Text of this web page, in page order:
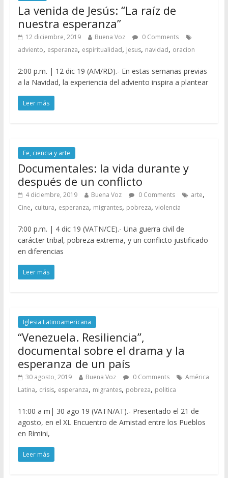
La venida de Jesús: “La raíz de
nuestra esperanza”
12 diciembre, 2019 Buena Voz
0 Comments
adviento, esperanza, espiritualidad, Jesus, navidad, oracion
2:00 p.m. | 12 dic 19 (AM/RD).- En estas semanas previas
a la Navidad, la experiencia del adviento inspira a plantear
Leer más
Fe, ciencia y arte
Documentales: la vida durante y
después de un conflicto
4 diciembre, 2019 Buena Voz 0 Comments arte,
Cine, cultura, esperanza, migrantes, pobreza, violencia
7:00 p.m. | 4 dic 19 (VATN/CE).- Una guerra civil de
carácter tribal, pobreza extrema, y un conflicto justificado
en diferencias
Leer más
Iglesia Latinoamericana
“Venezuela. Resiliencia”,
documental sobre el drama y la
esperanza de un país
30 agosto, 2019 Buena Voz 0 Comments
América
Latina, crisis, esperanza, migrantes, pobreza, politica
11:00 a m| 30 ago 19 (VATN/AT).- Presentado el 21 de
agosto, en el XL Encuentro de Amistad entre los Pueblos
en Rímini,
Leer más